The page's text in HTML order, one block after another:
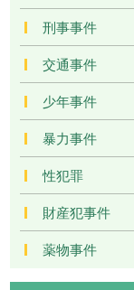
刑事事件
交通事件
少年事件
暴力事件
性犯罪
財産犯事件
薬物事件